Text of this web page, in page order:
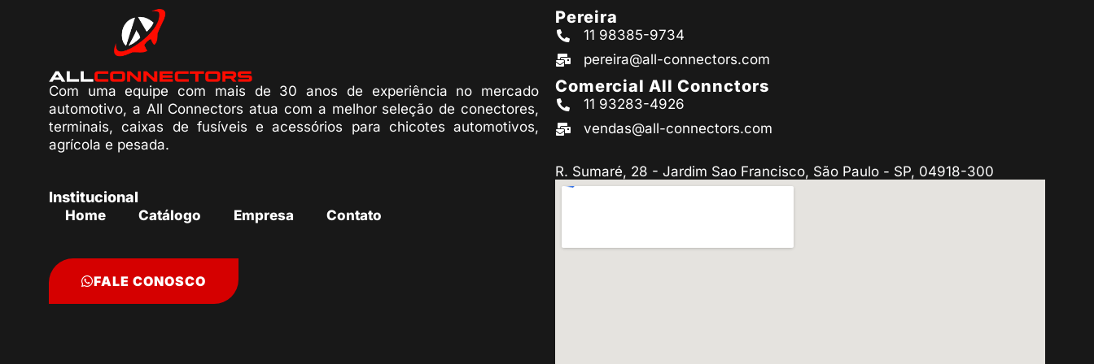
Com uma equipe com mais de 30 anos de experiência no mercado
automotivo, a All Connectors atua com a melhor seleção de conectores,
terminais, caixas de fusíveis e acessórios para chicotes automotivos,
agrícola e pesada.
Institucional
Home Catálogo Empresa Contato
FALE CONOSCO
Pereira
11 98385-9734
pereira@all-connectors.com
Comercial All Connctors
11 93283-4926
vendas@all-connectors.com
R. Sumaré, 28 - Jardim Sao Francisco, São Paulo - SP, 04918-300